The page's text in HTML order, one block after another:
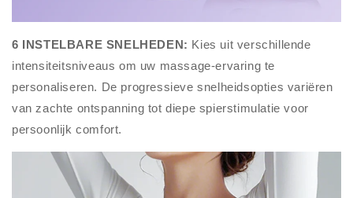
6 INSTELBARE SNELHEDEN: Kies uit verschillende
intensiteitsniveaus om uw massage-ervaring te
personaliseren. De progressieve snelheidsopties variëren
van zachte ontspanning tot diepe spierstimulatie voor
persoonlijk comfort.